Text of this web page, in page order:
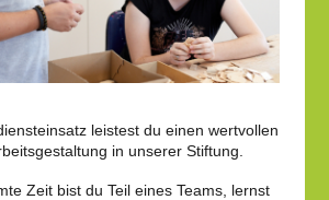
leistest du einen wertvollen
in unserer Stiftung.
Zeit bist du Teil eines Teams, lernst